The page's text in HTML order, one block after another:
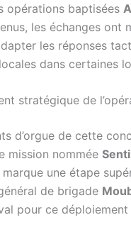
opérations baptisées
les échanges ont
les réponses
dans certaines
stratégique de
d’orgue de cette
mission nommée
une étape
de brigade
pour ce déploiement